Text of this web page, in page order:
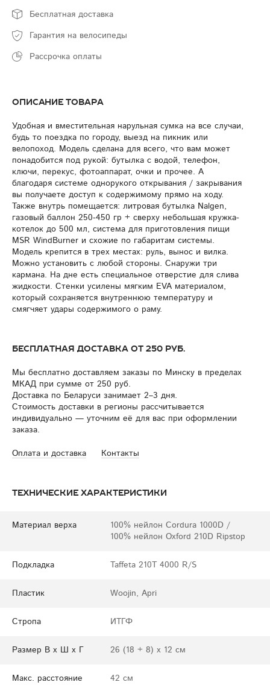
Бесплатная доставка
Гарантия на велосипеды
Рассрочка оплаты
Описание товара
Удобная и вместительная нарульная сумка на все случаи,
будь то поездка по городу, выезд на пикник или
велопоход. Модель сделана для всего, что вам может
понадобится под рукой: бутылка с водой, телефон,
ключи, перекус, фотоаппарат, очки и прочее. А
благодаря системе однорукого открывания / закрывания
вы получаете доступ к содержимому прямо на ходу.
Также внутрь помещается: литровая бутылка Nalgen,
газовый баллон 250-450 гр + сверху небольшая кружка-
котелок до 500 мл, система для приготовления пищи
MSR WindBurner и схожие по габаритам системы.
Модель крепится в трех местах: руль, вынос и вилка.
Можно установить с любой стороны. Снаружи три
кармана. На дне есть специальное отверстие для слива
жидкости. Стенки усилены мягким EVA материалом,
который сохраняется внутреннюю температуру и
смягчяет удары содержимого о раму.
Бесплатная доставка от 250 руб.
Мы бесплатно доставляем заказы по Минску в пределах
МКАД при сумме от 250 руб.
Доставка по Беларуси занимает 2–3 дня.
Стоимость доставки в регионы рассчитывается
индивидуально — уточним её для вас при оформлении
заказа.
Оплата и доставка Контакты
Технические характеристики
Материал верха
100% нейлон Cordura 1000D /
100% нейлон Oxford 210D Ripstop
Подкладка Taffeta 210T 4000 R/S
Пластик Woojin, Apri
Стропа ИТГФ
Размер В х Ш х Г 26 (18 + 8) х 12 см
Макс. расстояние
42 см